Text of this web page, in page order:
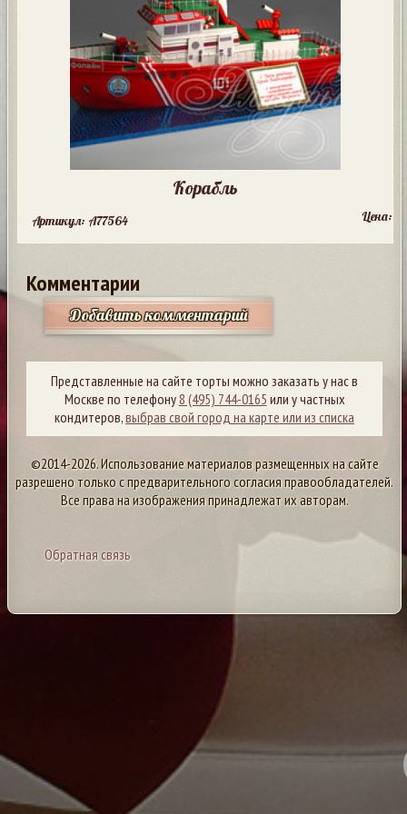
Корабль
Артикул: A77564 Цена:
Комментарии
Добавить комментарий
Представленные на сайте торты можно заказать у нас в
Москве по телефону8 (495) 744-0165 или у частных
кондитеров,выбрав свой город на карте или из списка
©2014-2026. Использование материалов размещенных на сайте
разрешено только с предварительного согласия правообладателей.
Все права на изображения принадлежат их авторам.
Обратная связь